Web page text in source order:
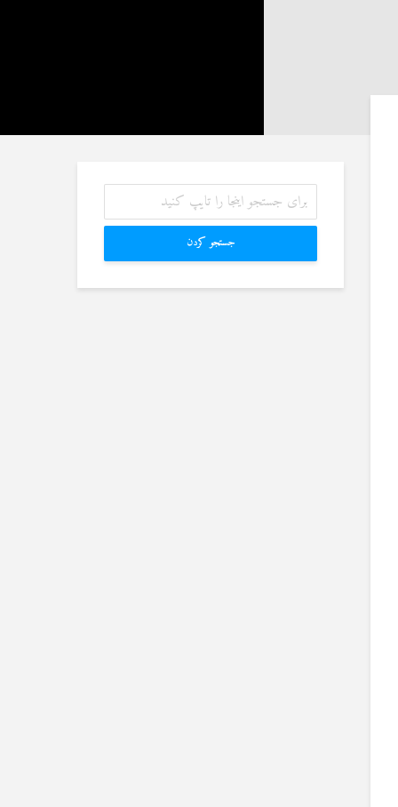
جستجو کردن
قصاص درباره او اجرا
4 جولای 2026
15 نمایش ها